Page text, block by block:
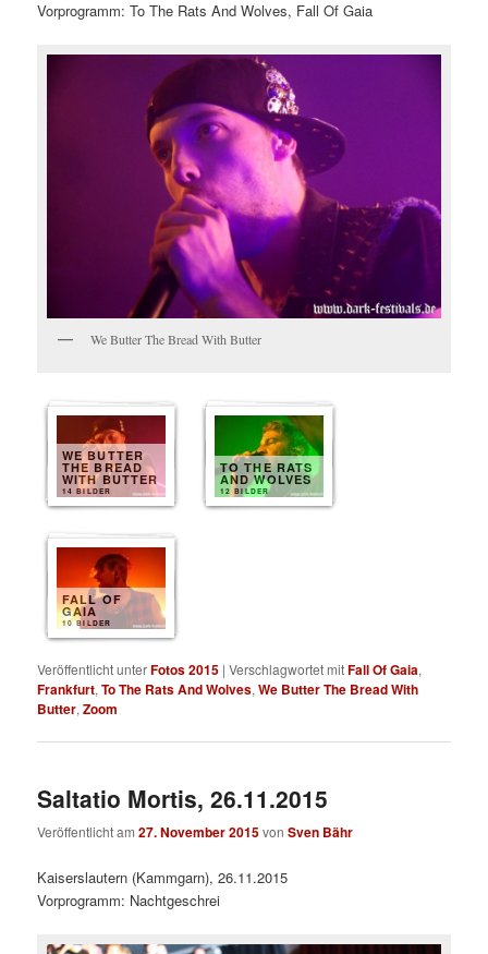
Vorprogramm: To The Rats And Wolves, Fall Of Gaia
We Butter The Bread With Butter
WE BUTTER
THE BREAD
WITH BUTTER
14 BILDER
TO THE RATS
AND WOLVES
12 BILDER
FALL OF
GAIA
10 BILDER
Veröffentlicht unterFotos 2015 |Verschlagwortet mitFall Of Gaia,
Frankfurt,To The Rats And Wolves,We Butter The Bread With
Butter,Zoom
Saltatio Mortis, 26.11.2015
Veröffentlicht am27. November 2015vonSven Bähr
Kaiserslautern (Kammgarn), 26.11.2015
Vorprogramm: Nachtgeschrei